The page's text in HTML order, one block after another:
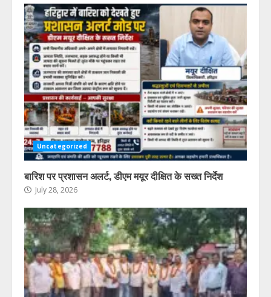
Uncategorized
बारिश पर प्रशासन अलर्ट, डीएम मयूर दीक्षित के सख्त निर्देश
July 28, 2026